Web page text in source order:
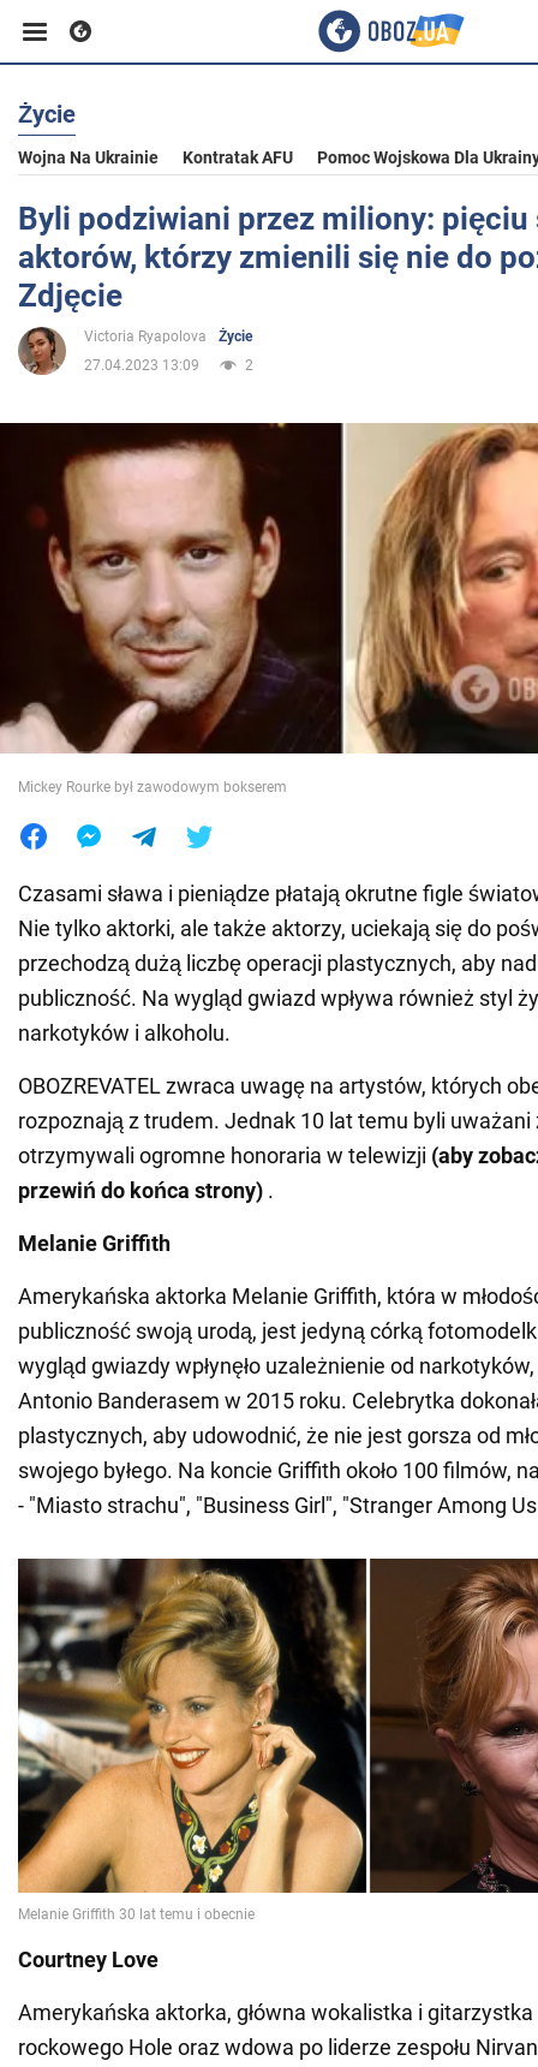
Biznes
Sport
Rozrywka
Życie
Społeczeństwo
Wojna na Ukrainie
Jedzenie
Życie
Wojna Na Ukrainie Kontratak AFU Pomoc Wojskowa Dla
Byli podziwiani przez miliony: pięciu
aktorów, którzy zmienili się nie do
Zdjęcie
Victoria Ryapolova
Życie
27.04.2023 13:09
2
Mickey Rourke był zawodowym bokserem
Czasami sława i pieniądze płatają okrutne figle
Nie tylko aktorki, ale także aktorzy, uciekają się do
przechodzą dużą liczbę operacji plastycznych, aby
publiczność. Na wygląd gwiazd wpływa również styl
narkotyków i alkoholu.
OBOZREVATEL zwraca uwagę na artystów, których
rozpoznają z trudem. Jednak 10 lat temu byli uważani
otrzymywali ogromne honoraria w telewizji (aby
przewiń do końca strony) .
Melanie Griffith
Amerykańska aktorka Melanie Griffith, która w
publiczność swoją urodą, jest jedyną córką
wygląd gwiazdy wpłynęło uzależnienie od
Antonio Banderasem w 2015 roku. Celebrytka
plastycznych, aby udowodnić, że nie jest gorsza od
swojego byłego. Na koncie Griffith około 100 filmów,
- "Miasto strachu", "Business Girl", "Stranger Among
Courtney Love
Amerykańska aktorka, główna wokalistka i gitarzystka
rockowego Hole oraz wdowa po liderze zespołu